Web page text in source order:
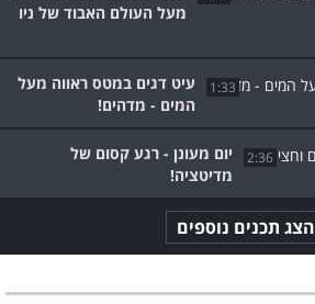
מעל העולם האבוד של ניו
1:33
עיט דגים במטס ראווה מעל
המים - מדהים!
2:36
יום מעונן - רגע קסום של
מדיטציה!
הצג תכנים נוספים